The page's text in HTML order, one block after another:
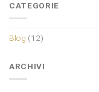
CATEGORIE
Blog (12)
ARCHIVI